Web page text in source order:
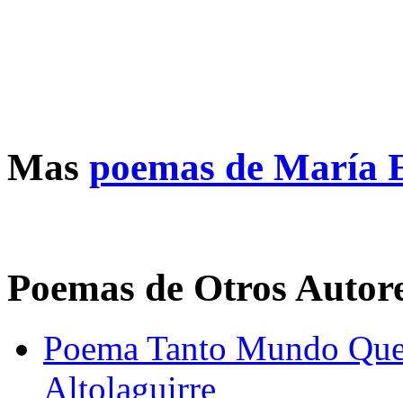
Mas poemas de María
Poemas de Otros
Poema Tanto Mundo
Altolaguirre